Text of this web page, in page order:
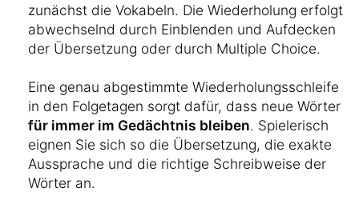
zunächst die Vokabeln. Die Wiederholung erfolgt
abwechselnd durch Einblenden und Aufdecken
der Übersetzung oder durch Multiple Choice.
Eine genau abgestimmte Wiederholungsschleife
in den Folgetagen sorgt dafür, dass neue Wörter
für immer im Gedächtnis bleiben. Spielerisch
eignen Sie sich so die Übersetzung, die exakte
Aussprache und die richtige Schreibweise der
Wörter an.